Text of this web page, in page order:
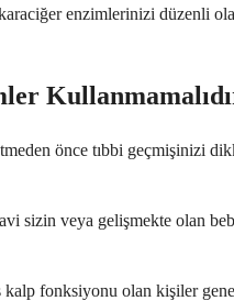
enzimlerinizi düzenli
önce tıbbi geçmişinizi
sizin veya gelişmekte olan
kalp fonksiyonu olan kişiler